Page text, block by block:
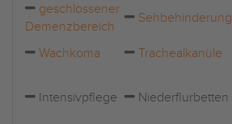
geschlossener
Demenzbereich
Sehbehinderung
Wachkoma
Trachealkanüle
Intensivpflege Niederflurbetten